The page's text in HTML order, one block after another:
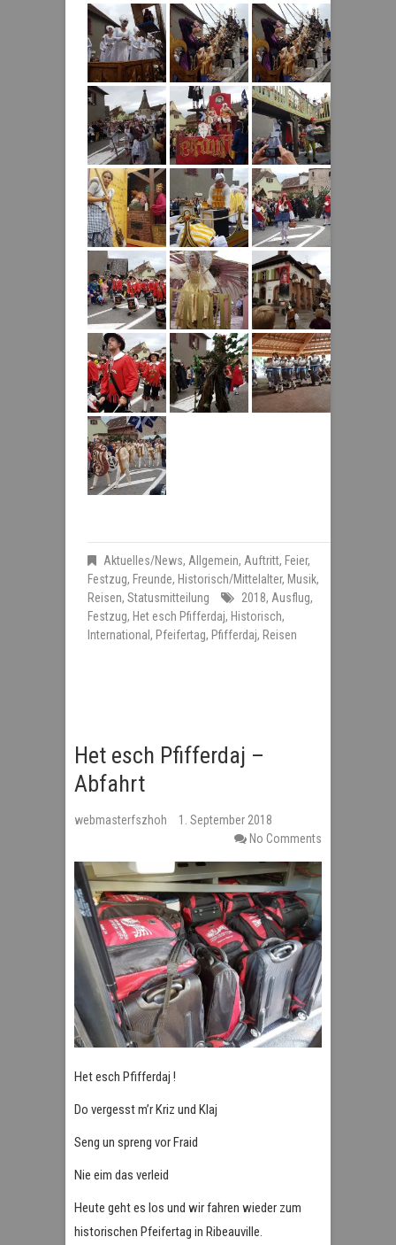
Aktuelles/News, Allgemein, Auftritt, Feier,
Festzug, Freunde, Historisch/Mittelalter, Musik,
Reisen, Statusmitteilung 2018, Ausflug,
Festzug, Het esch Pfifferdaj, Historisch,
International , Pfeifertag, Pfifferdaj, Reisen
Het esch Pfifferdaj –
Abfahrt
webmasterfszhoh
1. September 2018
No Comments
Het esch Pfifferdaj !
Do vergesst m’r Kriz und Klaj
Seng un spreng vor Fraid
Nie eim das verleid
Heute geht es los und wir fahren wieder zum
historischen Pfeifertag in Ribeauville.